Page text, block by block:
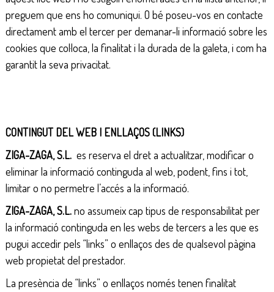
preguem que ens ho comuniqui. O bé poseu-vos en contacte
directament amb el tercer per demanar-li informació sobre les
cookies que col·loca, la finalitat i la durada de la galeta, i com ha
garantit la seva privacitat.
CONTINGUT DEL WEB I ENLLAÇOS (LINKS)
ZIGA-ZAGA, S.L.es reserva el dret a actualitzar, modificar o
eliminar la informació continguda al web, podent, fins i tot,
limitar o no permetre l’accés a la informació.
ZIGA-ZAGA, S.L.no assumeix cap tipus de responsabilitat per
la informació continguda en les webs de tercers a les que es
pugui accedir pels “links” o enllaços des de qualsevol pàgina
web propietat del prestador.
La presència de “links” o enllaços només tenen finalitat